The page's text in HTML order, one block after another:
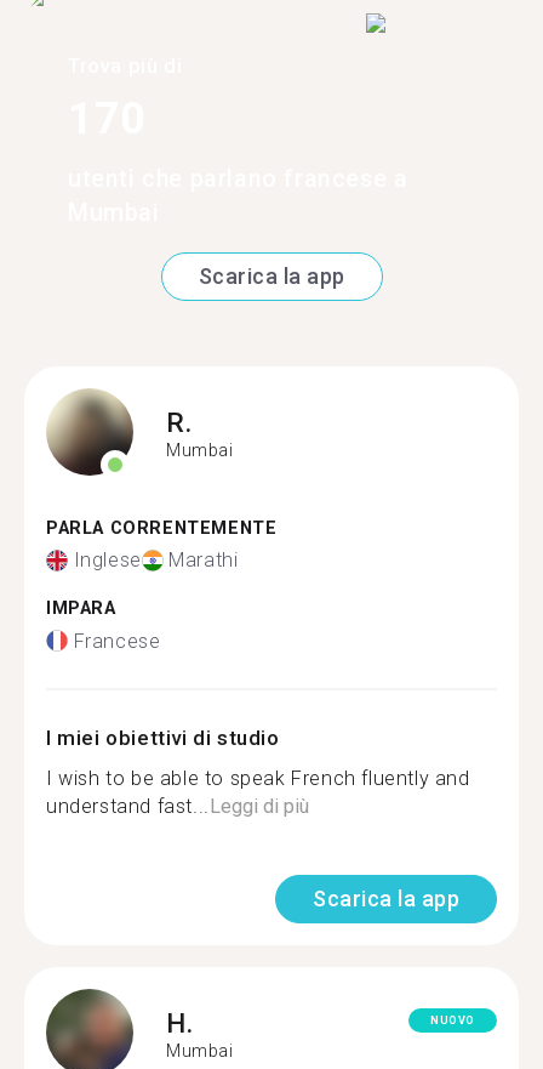
Scarica la app
R.
Mumbai
PARLA CORRENTEMENTE
Inglese Marathi
IMPARA
Francese
I miei obiettivi di studio
I wish to be able to speak French fluently and
understand fast... Leggi di più
Scarica la app
H.
Mumbai
NUOVO